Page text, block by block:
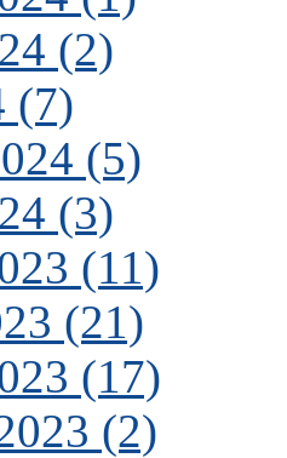
(2)
(7)
(5)
(3)
(11)
(21)
(17)
(2)